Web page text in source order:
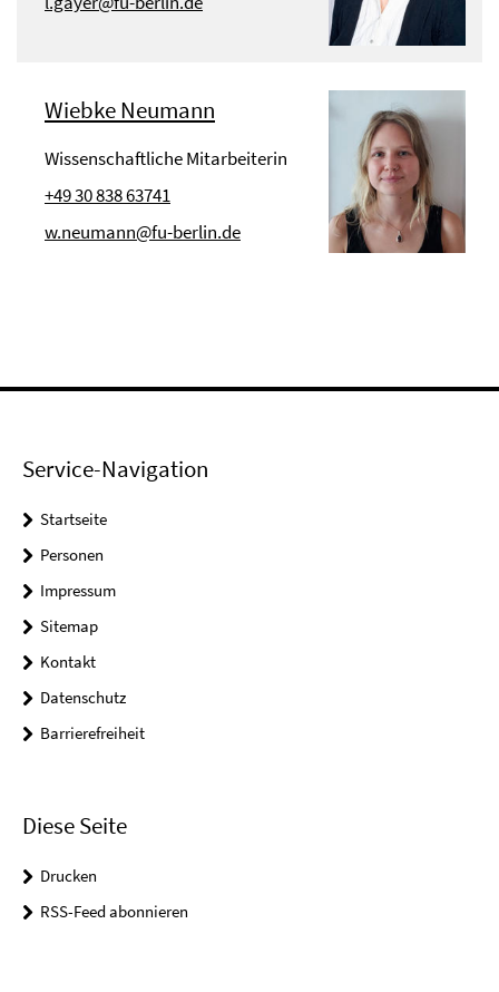
Wiebke Neumann
Wissenschaftliche Mitarbeiterin
+49 30 838 63741
w.neumann@fu-berlin.de
Service-Navigation
Startseite
Personen
Impressum
Sitemap
Kontakt
Datenschutz
Barrierefreiheit
Diese Seite
Drucken
RSS-Feed abonnieren